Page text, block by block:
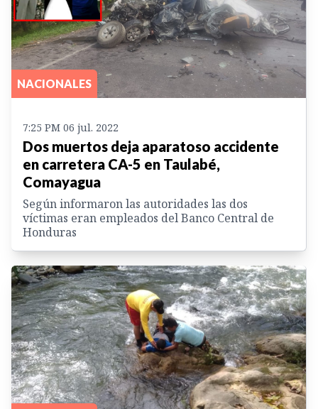
NACIONALES
7:25 PM 06 jul. 2022
Dos muertos deja aparatoso accidente
en carretera CA-5 en Taulabé,
Comayagua
Según informaron las autoridades las dos
víctimas eran empleados del Banco Central de
Honduras